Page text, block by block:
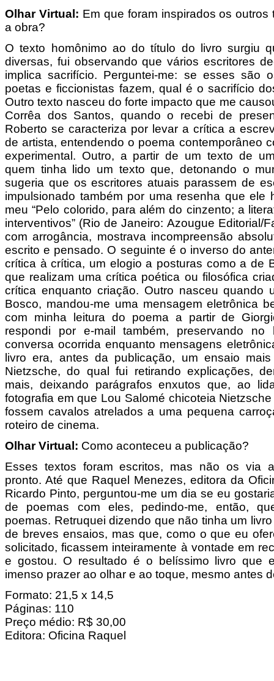
Olhar Virtual: Em que foram inspirados os
a obra?
O texto homônimo ao do título do livro surgiu
diversas, fui observando que vários escritores
implica sacrifício. Perguntei-me: se esses são
poetas e ficcionistas fazem, qual é o sacrifício
Outro texto nasceu do forte impacto que me
Corrêa dos Santos, quando o recebi de
Roberto se caracteriza por levar a crítica a
de artista, entendendo o poema contemporâneo
experimental. Outro, a partir de um texto de
quem tinha lido um texto que, detonando o
sugeria que os escritores atuais parassem de
impulsionado também por uma resenha que ele
meu “Pelo colorido, para além do cinzento; a
interventivos” (Rio de Janeiro: Azougue Editorial/
com arrogância, mostrava incompreensão
escrito e pensado. O seguinte é o inverso do
crítica à crítica, um elogio a posturas como a de
que realizam uma crítica poética ou filosófica
crítica enquanto criação. Outro nasceu quando
Bosco, mandou-me uma mensagem eletrônica
com minha leitura do poema a partir de
respondi por e-mail também, preservando
conversa ocorrida enquanto mensagens
livro era, antes da publicação, um ensaio
Nietzsche, do qual fui retirando explicações,
mais, deixando parágrafos enxutos que, ao
fotografia em que Lou Salomé chicoteia
fossem cavalos atrelados a uma pequena
roteiro de cinema.
Olhar Virtual: Como aconteceu a publicação?
Esses textos foram escritos, mas não os via
pronto. Até que Raquel Menezes, editora da
Ricardo Pinto, perguntou-me um dia se eu
de poemas com eles, pedindo-me, então,
poemas. Retruquei dizendo que não tinha um
de breves ensaios, mas que, como o que eu
solicitado, ficassem inteiramente à vontade em
e gostou. O resultado é o belíssimo livro que
imenso prazer ao olhar e ao toque, mesmo antes
Formato: 21,5 x 14,5
Páginas: 110
Preço médio: R$ 30,00
Editora: Oficina Raquel